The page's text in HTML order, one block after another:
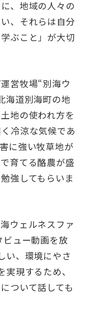
、地域の人々の
、それらは自分
ぶこと」が大切
営牧場“別海ウ
海道別海町の地
地の使われ方を
冷涼な気候であ
に強い牧草地が
育てる酪農が盛
強してもらいま
ウェルネスファ
ビュー動画を放
い、環境にやさ
現するため、
ついて話しても